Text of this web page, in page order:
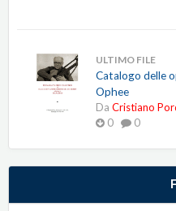
ULTIMO FILE
Catalogo delle
Ophee
Da Cristiano
0
0